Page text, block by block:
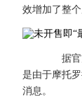
效增加了整
据官方
是由于摩托
消息。